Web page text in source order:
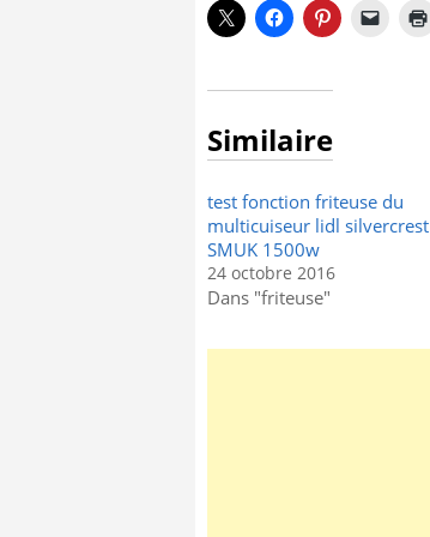
Similaire
test fonction friteuse du
multicuiseur lidl silvercrest
SMUK 1500w
24 octobre 2016
Dans "friteuse"